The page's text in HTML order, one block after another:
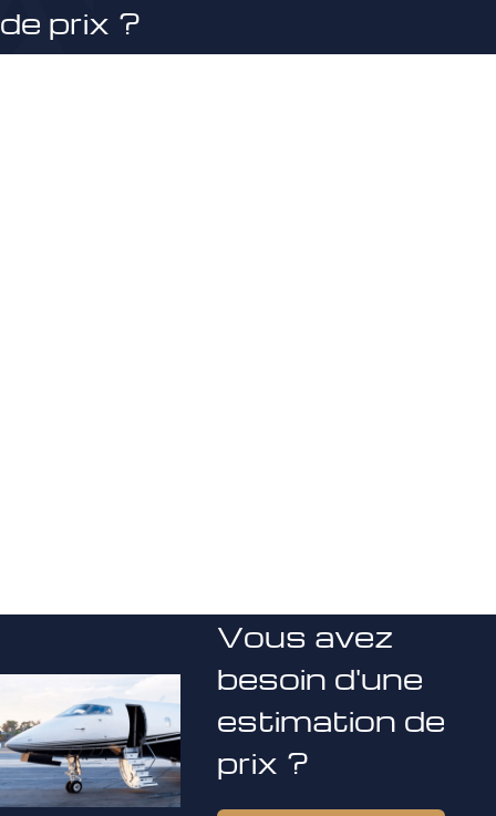
de prix ?
Vous avez
besoin d'une
estimation de
prix ?